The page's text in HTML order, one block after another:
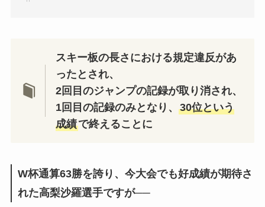
スキー板の長さにおける規定違反があ
ったとされ、
2回目のジャンプの記録が取り消され、
1回目の記録のみとなり、30位という
成績で終えることに
W杯通算63勝を誇り、今大会でも好成績が期待さ
れた高梨沙羅選手ですが──